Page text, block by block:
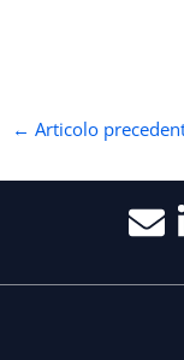
← Articolo